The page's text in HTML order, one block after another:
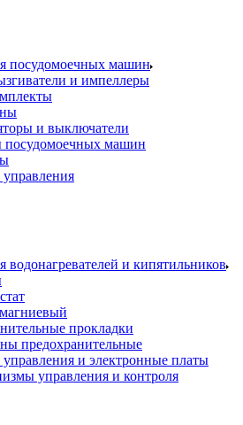
посудомоечных машин
и импеллеры
и выключатели
машин
водонагревателей и кипятильников
прокладки
предохранительные
и электронные платы
управления и контроля